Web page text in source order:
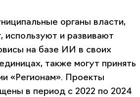
органы власти,
используют и развивают
на базе ИИ в своих
также могут принять
«Регионам». Проекты
в период с 2022 по 2024